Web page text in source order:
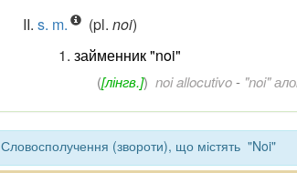
s. m. (pl. noi)
займенник "noi"
([лінгв.]) noi allocutivo- "noi"
Словосполучення (звороти), що містять "Noi"